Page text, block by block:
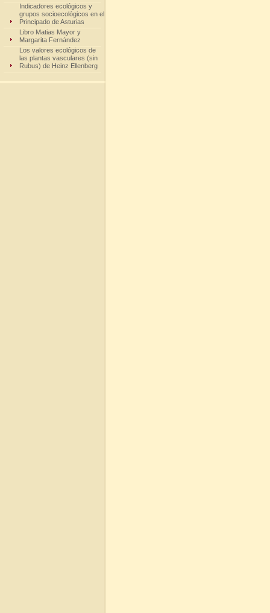
Indicadores ecológicos y
grupos socioecológicos en el
Principado de Asturias
Libro Matias Mayor y
Margarita Fernández
Los valores ecológicos de
las plantas vasculares (sin
Rubus) de Heinz Ellenberg